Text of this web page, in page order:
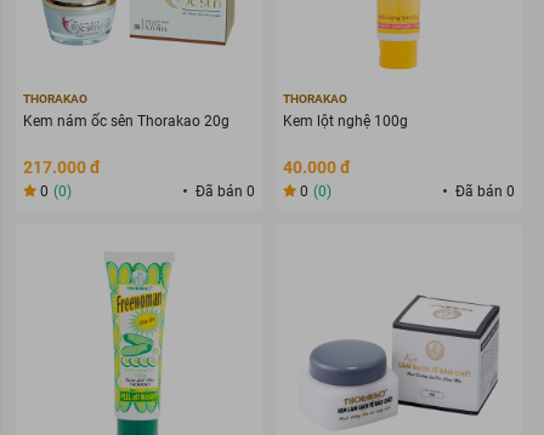
THORAKAO
Kem nám ốc sên Thorakao 20g
217.000 đ
0 (0) Đã bán 0
THORAKAO
Kem lột nghệ 100g
40.000 đ
0 (0) Đã bán 0